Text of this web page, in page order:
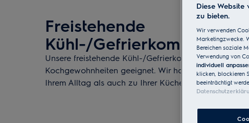
Freistehende
Kühl-/Gefrierkombination
Unsere freistehende Kühl-/Gefrierkombination ist für
Kochgewohnheiten geeignet. Wir haben eine
Ihrem Alltag als auch zu Ihrer Küche passt.
Diese Website
zu bieten.
Wir verwenden
Marketingzwecke.
Bereichen soziale
Verwendung von
individuell
klicken, blockieren
beeinträchtigt